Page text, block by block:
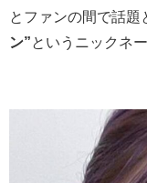
とファンの間で話
ン” というニックネ